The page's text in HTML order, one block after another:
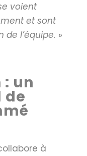
voient
et sont
de l’équipe. »
: un
de
à